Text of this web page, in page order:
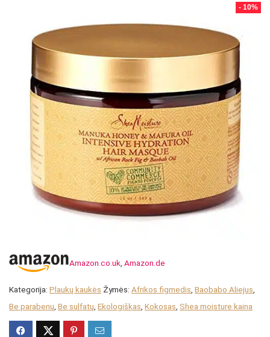
- 10%
Amazon.co.uk, Amazon.de
Kategorija: Plaukų kaukės Žymės: Afrikos figmedis, Baobabo Aliejus,
Be parabenų, Be sulfatų, Ekologiškas, Kokosas, Shea moisture kaina